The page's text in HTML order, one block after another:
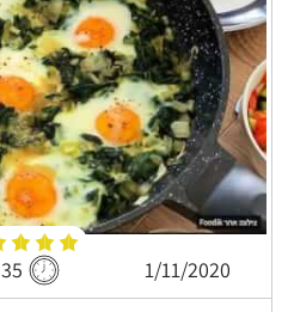
1/11/2020 35 דקות